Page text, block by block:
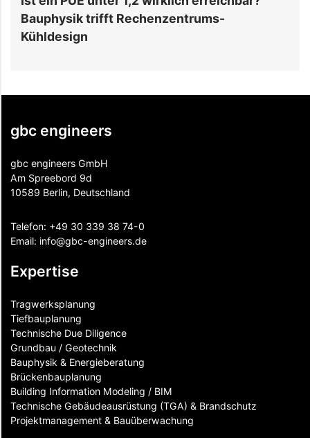
trifft Rechenzentrums-
gbc engineers
gbc engineers GmbH
Am Spreebord 9d
10589 Berlin, Deutschland
Telefon: +49 30 339 38 74-0
Email: info@gbc-engineers.de
Expertise
Tragwerksplanung
Tiefbauplanung
Technische Due Diligence
Grundbau / Geotechnik
Bauphysik & Energieberatung
Brückenbauplanung
Building Information Modeling / BIM
Technische Gebäudeausrüstung (TGA) & Brandschutz
Projektmanagement & Bauüberwachung